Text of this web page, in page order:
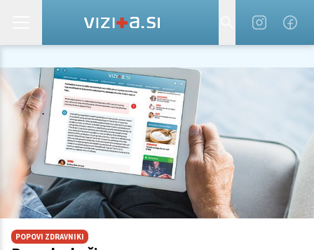
POPOVI ZDRAVNIKI